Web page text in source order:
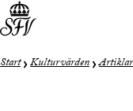
Start Kulturvärden Artiklar